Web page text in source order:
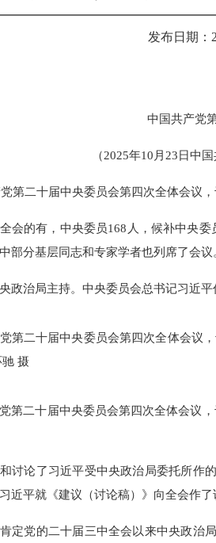
发布日期：
中国共产党
（2025年10月23日中
第二十届中央委员会第四次全体会议
会的有，中央委员168人，候补中央
部分基层同志和专家学者也列席了会议
政治局主持。中央委员会总书记习近平
第二十届中央委员会第四次全体会议
摄
第二十届中央委员会第四次全体会议
讨论了习近平受中央政治局委托所作
近平就《建议（讨论稿）》向全会作了
定党的二十届三中全会以来中央政治